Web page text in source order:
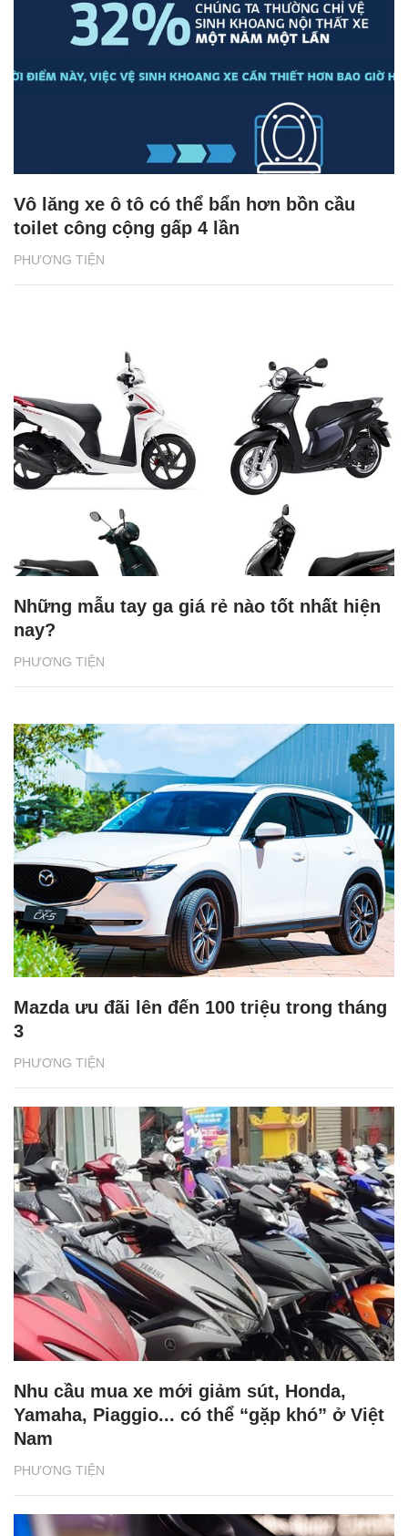
PHƯƠNG TIỆN
Vô lăng xe ô tô có thể bẩn hơn bồn cầu
toilet công cộng gấp 4 lần
PHƯƠNG TIỆN
Những mẫu tay ga giá rẻ nào tốt nhất hiện
nay?
PHƯƠNG TIỆN
Mazda ưu đãi lên đến 100 triệu trong tháng
3
PHƯƠNG TIỆN
Nhu cầu mua xe mới giảm sút, Honda,
Yamaha, Piaggio... có thể “gặp khó” ở Việt
Nam